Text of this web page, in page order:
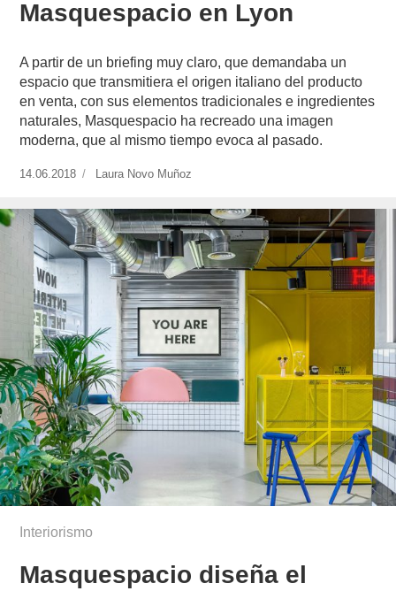
Masquespacio en Lyon
A partir de un briefing muy claro, que demandaba un
espacio que transmitiera el origen italiano del producto
en venta, con sus elementos tradicionales e ingredientes
naturales, Masquespacio ha recreado una imagen
moderna, que al mismo tiempo evoca al pasado.
Publicado
14.06.2018
https://www.experimenta.es/author/laura-
munoz/
Laura Novo Muñoz
Interiorismo
Masquespacio diseña el